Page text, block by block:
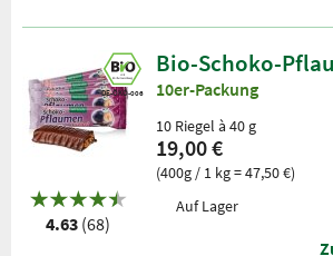
DE-ÖKO-006
4.63 (68)
Bio-Schoko-
10er-Packung
10 Riegel à 40 g
19,00 €
(400g / 1 kg = 47,50 €)
Auf Lager